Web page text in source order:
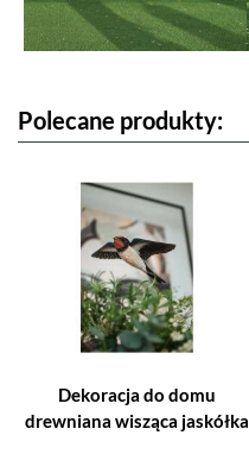
Polecane produkty:
Dekoracja do domu
drewniana wisząca jaskółka